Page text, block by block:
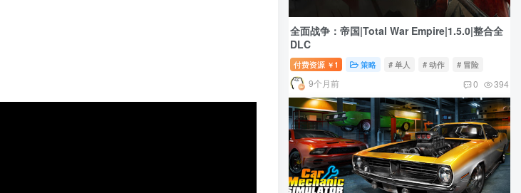
全面战争：帝国|Total War Empire|1.5.0|整合全
DLC
付费资源 ￥ 1 策略 # 单人 # 动作 # 冒险
9个月前 0 394